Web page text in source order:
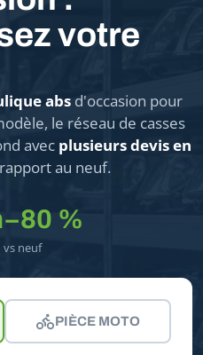
votre
abs d'occasion pour
le réseau de casses
avec plusieurs devis en
au neuf.
−80 %
vs neuf
PIÈCE MOTO